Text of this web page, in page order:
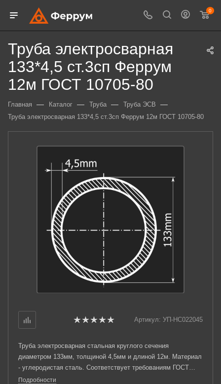
0
Труба электросварная
133*4,5 ст.3сп Феррум
12м ГОСТ 10705-80
Главная — Каталог — Труба — Труба ЭСВ —
Труба электросварная 133*4,5 ст.3сп Феррум 12м ГОСТ 10705-80
Артикул: УП-НС022045
Труба электросварная стальная круглого сечения
диаметром 133мм, толщиной 4,5мм и длиной 12м. Материал
- углеродистая сталь. Соответствует требованиям ГОСТ
10705-80. Стандартный пакет: вес - 4,278тн., количество -
Подробности